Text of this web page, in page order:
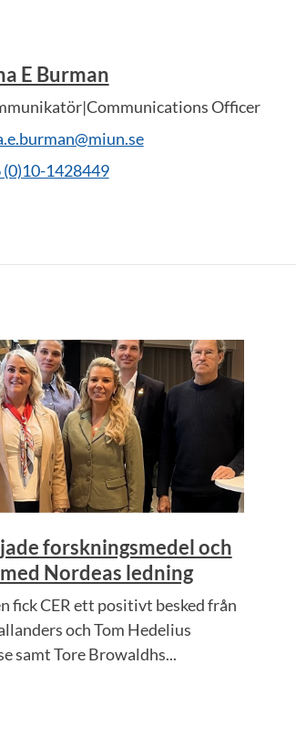
E Burman
Officer
(0)10-1428449
forskningsmedel och
Nordeas ledning
fick CER ett positivt besked från
och Tom Hedelius
samt Tore Browaldhs...